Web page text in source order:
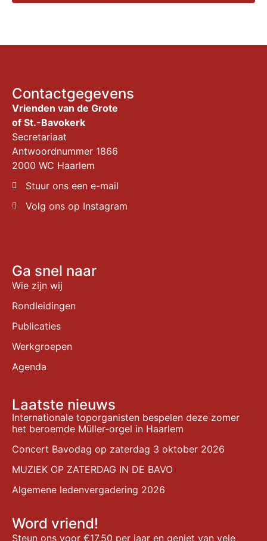
Contactgegevens
Vrienden van de Grote
of St.-Bavokerk
Secretariaat
Antwoordnummer 1866
2000 WC Haarlem
Stuur ons een e-mail
Volg ons op Instagram
Ga snel naar
Wie zijn wij
Rondleidingen
Publicaties
Werkgroepen
Agenda
Laatste nieuws
Internationale toporganisten bespelen deze zomer
het beroemde Müller-orgel in Haarlem
Concert Bavodag op zaterdag 3 oktober 2026
MUZIEK OP ZATERDAG IN DE BAVO
Algemene ledenvergadering 2026
Word vriend!
Steun ons voor €17,50 per jaar en geniet van vele